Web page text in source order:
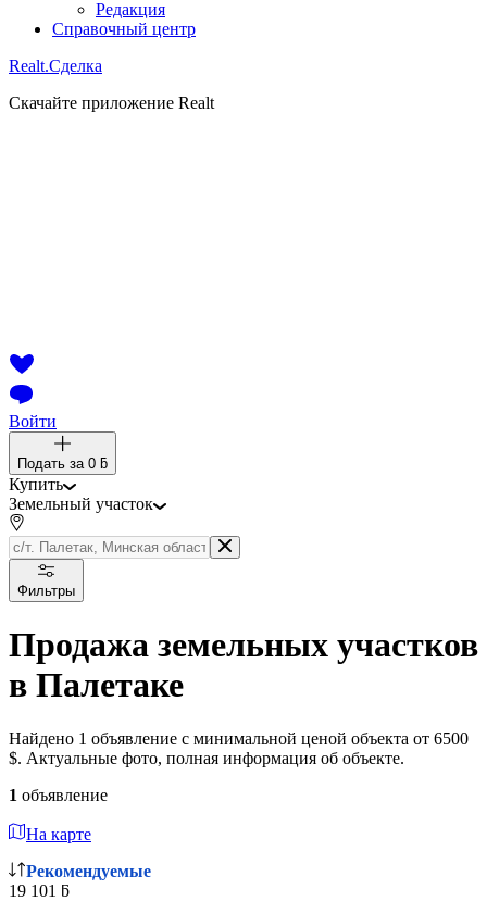
Редакция
Справочный центр
Realt.Сделка
Скачайте приложение Realt
Войти
Подать за 0 ƃ
Купить
Земельный участок
Фильтры
Продажа земельных участков
в Палетаке
Найдено 1 объявление с минимальной ценой объекта от 6500
$. Актуальные фото, полная информация об объекте.
1 объявление
На карте
Рекомендуемые
19 101 ƃ